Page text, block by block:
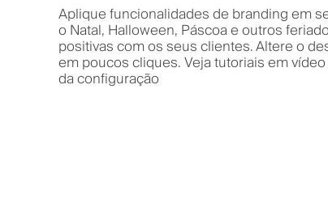
Aplique funcionalidades de branding em
o Natal, Halloween, Páscoa e outros
positivas com os seus clientes. Altere o
em poucos cliques. Veja tutoriais em
da configuração